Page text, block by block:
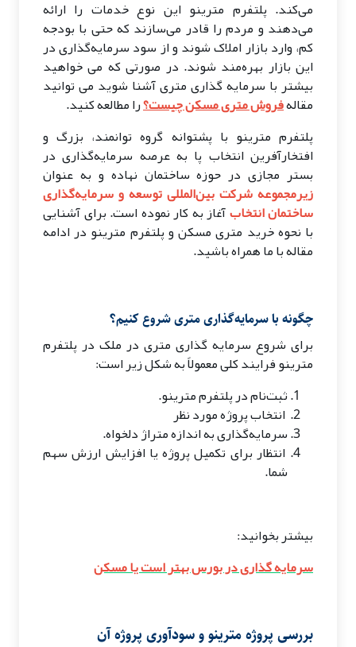
می‌کند. پلتفرم‌ مترینو این نوع خدمات را ارائه
می‌دهند و مردم را قادر می‌سازند که حتی با بودجه
کم، وارد بازار املاک شوند و از سود سرمایه‌گذاری در
این بازار بهره‌مند شوند. در صورتی که می خواهید
بیشتر با سرمایه گذاری متری آشنا شوید می توانید
مقالهفروش متری مسکن چیست؟را مطالعه کنید.
پلتفرم مترینو با پشتوانه گروه توانمند، بزرگ و
افتخارآفرین انتخاب پا به عرصه سرمایه‌گذاری در
بستر مجازی در حوزه ساختمان نهاده و به عنوان
زیرمجموعه شرکت بین‌المللی توسعه و سرمایه‌گذاری
ساختمان انتخابآغاز به کار نموده است. برای آشنایی
با نحوه خرید متری مسکن و پلتفرم مترینو در ادامه
مقاله با ما همراه باشید.
چگونه با سرمایه‌گذاری متری شروع کنیم؟
برای شروع سرمایه گذاری متری در ملک در پلتفرم
مترینو فرایند کلی معمولاً به شکل زیر است:
ثبت‌نام در پلتفرم مترینو.
انتخاب پروژه مورد نظر
سرمایه‌گذاری به اندازه متراژ دلخواه.
انتظار برای تکمیل پروژه یا افزایش ارزش سهم
شما.
بیشتر بخوانید:
سرمایه گذاری در بورس بهتر است یا مسکن
بررسی پروژه مترینو و سودآوری پروژه آن